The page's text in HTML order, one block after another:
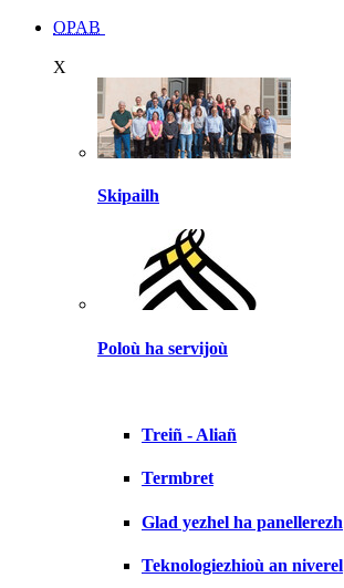
OPAB
X
Skipailh
Poloù ha servijoù
Treiñ - Aliañ
Termbret
Glad yezhel ha panellerezh
Teknologiezhioù an niverel